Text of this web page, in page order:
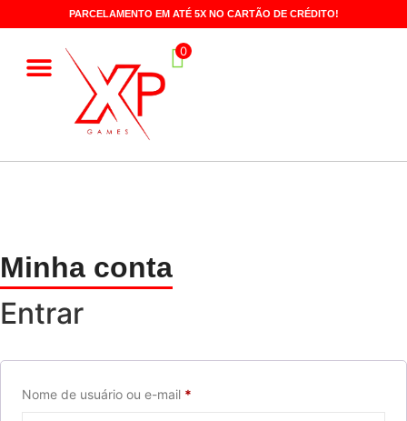
PARCELAMENTO EM ATÉ 5X NO CARTÃO DE CRÉDITO!
0
Minha conta
Entrar
Nome de usuário ou e-mail *